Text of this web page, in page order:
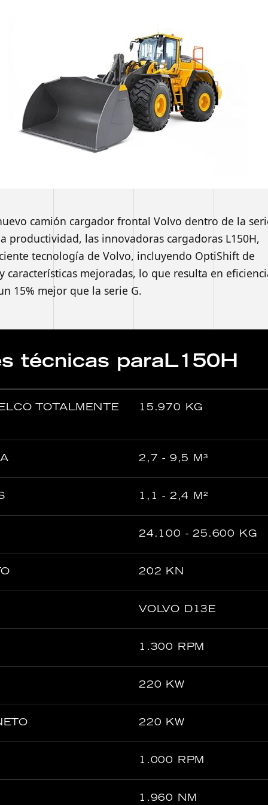
camión cargador frontal Volvo dentro de la
productividad, las innovadoras cargadoras L150H,
tecnología de Volvo, incluyendo OptiShift de
características mejoradas, lo que resulta en
15% mejor que la serie G.
técnicas paraL150H
TOTALMENTE 15.970 KG
2,7 - 9,5 M³
1,1 - 2,4 M²
24.100 - 25.600 KG
202 KN
VOLVO D13E
1.300 RPM
220 KW
220 KW
1.000 RPM
1.960 NM